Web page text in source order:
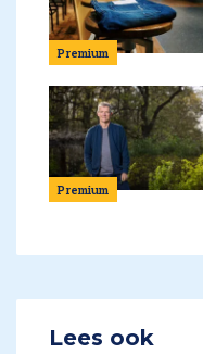
Premium
Premium
Lees ook